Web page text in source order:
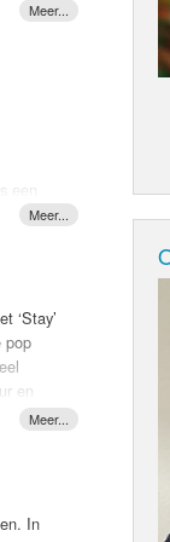
en de
‘Stay’
pop
en
een
In